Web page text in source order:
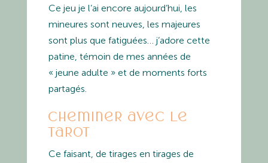
Ce jeu je l’ai encore aujourd’hui, les
mineures sont neuves, les majeures
sont plus que fatiguées… j’adore cette
patine, témoin de mes années de
« jeune adulte » et de moments forts
partagés.
Cheminer avec le
tarot
Ce faisant, de tirages en tirages de